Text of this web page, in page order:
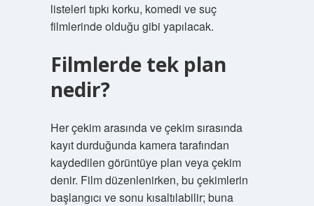
listeleri tıpkı korku, komedi ve suç
filmlerinde olduğu gibi yapılacak.
Filmlerde tek plan
nedir?
Her çekim arasında ve çekim sırasında
kayıt durduğunda kamera tarafından
kaydedilen görüntüye plan veya çekim
denir. Film düzenlenirken, bu çekimlerin
başlangıcı ve sonu kısaltılabilir; buna